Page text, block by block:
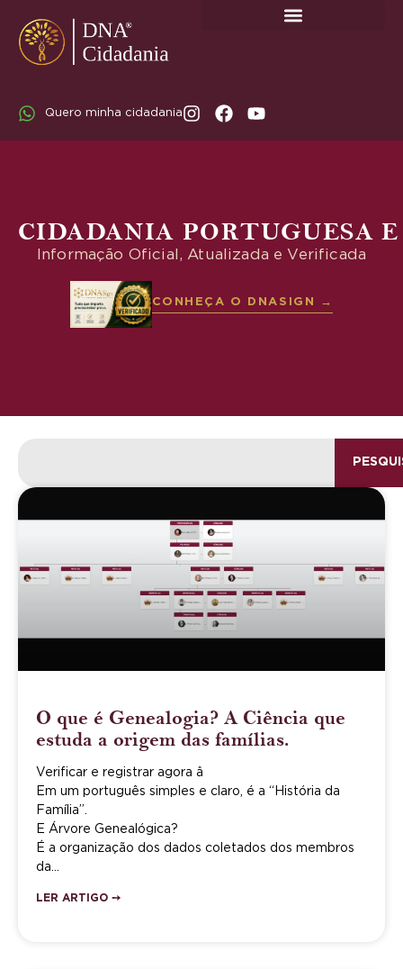
Quero minha cidadania
CIDADANIA PORTUGUESA
Informação Oficial, Atualizada e Verificada
CONHEÇA O DNASIGN →
O que é Genealogia? A Ciência que
estuda a origem das famílias.
Verificar e registrar agora â
Em um português simples e claro, é a “História da
Família”.
E Árvore Genealógica?
É a organização dos dados coletados dos membros
da…
LER ARTIGO ➙